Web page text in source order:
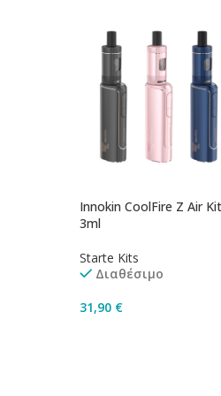
Innokin CoolFire Z Air
3ml
Starte Kits
Διαθέσιμο
31,90 €